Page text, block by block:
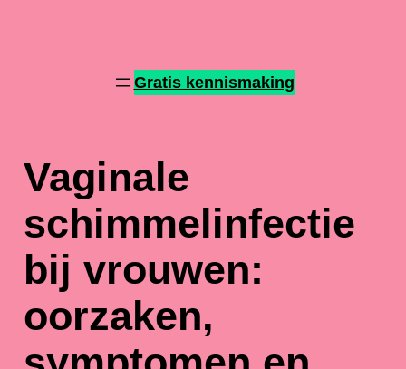
Gratis kennismaking
Vaginale
schimmelinfectie
bij vrouwen:
oorzaken,